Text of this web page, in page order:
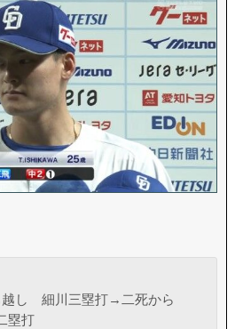
越し 細川三塁打→二死から
塁打